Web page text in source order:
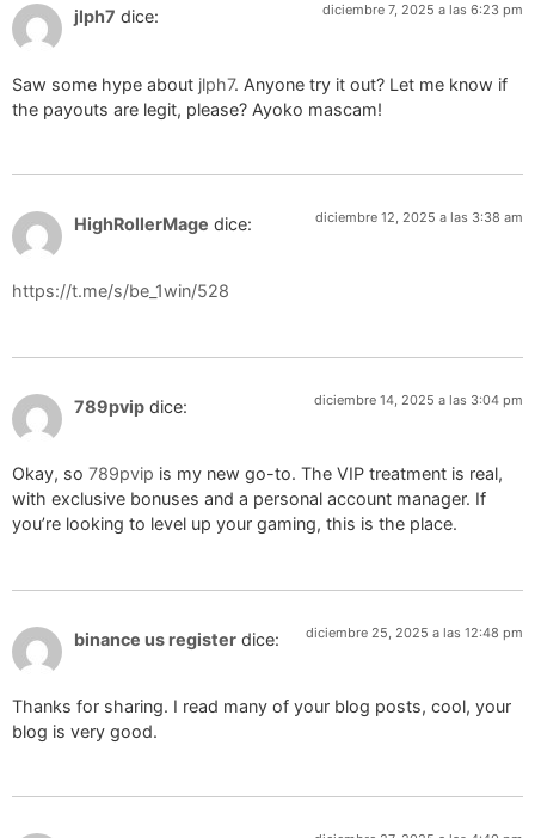
jlph7 dice: diciembre 7, 2025 a las 6:23 pm
Saw some hype about jlph7. Anyone try it out? Let me know if
the payouts are legit, please? Ayoko mascam!
HighRollerMage dice: diciembre 12, 2025 a las 3:38 am
https://t.me/s/be_1win/528
789pvip dice: diciembre 14, 2025 a las 3:04 pm
Okay, so 789pvip is my new go-to. The VIP treatment is real,
with exclusive bonuses and a personal account manager. If
you’re looking to level up your gaming, this is the place.
binance us register dice: diciembre 25, 2025 a las 12:48 pm
Thanks for sharing. I read many of your blog posts, cool, your
blog is very good.